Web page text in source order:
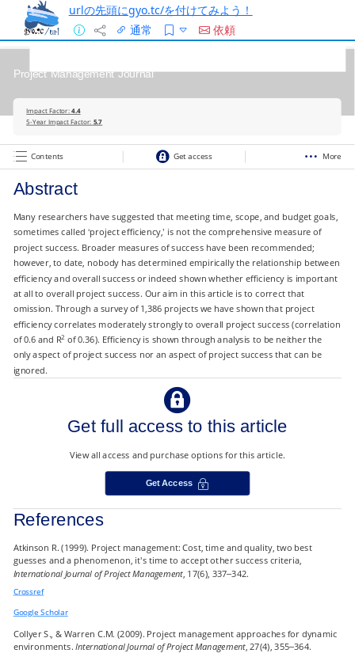
urlの先頭にgyo.tc/を付けてみよう！
通常
依頼